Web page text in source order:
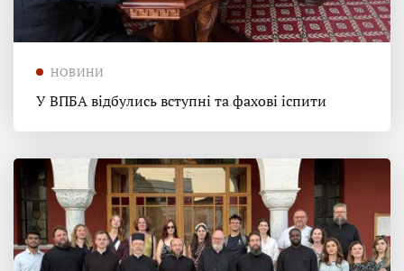
НОВИНИ
У ВПБА відбулись вступні та фахові іспити